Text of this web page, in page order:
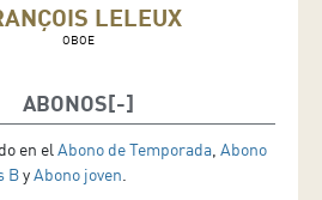
LELEUX
OBOE
ABONOS
en el Abono de Temporada, Abono
ByAbono joven